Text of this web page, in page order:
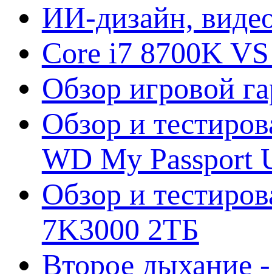
ИИ-дизайн,
Core i7 8700K
Обзор игровой
Обзор и
WD My Passport
Обзор и
7K3000 2ТБ
Второе дыхание